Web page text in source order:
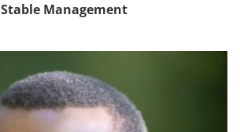
Stable Management